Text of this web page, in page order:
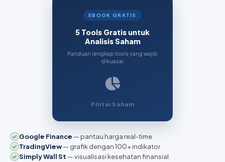
EBOOK GRATIS
5 Tools Gratis untuk
Analisis Saham
Panduan lengkap tools yang wajib
dikuasai
PintarSaham
Google Finance — pantau harga real-time
TradingView— grafik dengan 100+ indikator
Simply Wall St — visualisasi kesehatan finansial